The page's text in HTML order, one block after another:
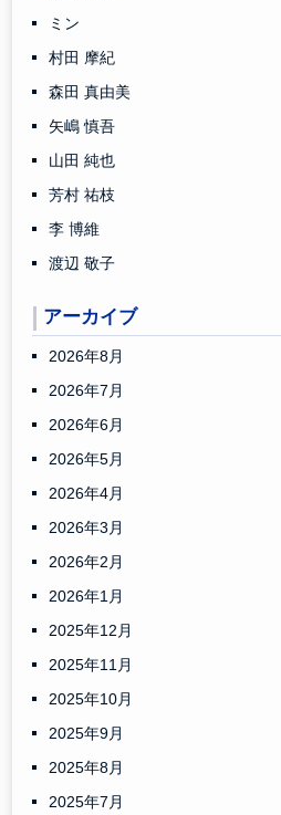
ミン
村田 摩紀
森田 真由美
矢嶋 慎吾
山田 純也
芳村 祐枝
李 博維
渡辺 敬子
アーカイブ
2026年8月
2026年7月
2026年6月
2026年5月
2026年4月
2026年3月
2026年2月
2026年1月
2025年12月
2025年11月
2025年10月
2025年9月
2025年8月
2025年7月